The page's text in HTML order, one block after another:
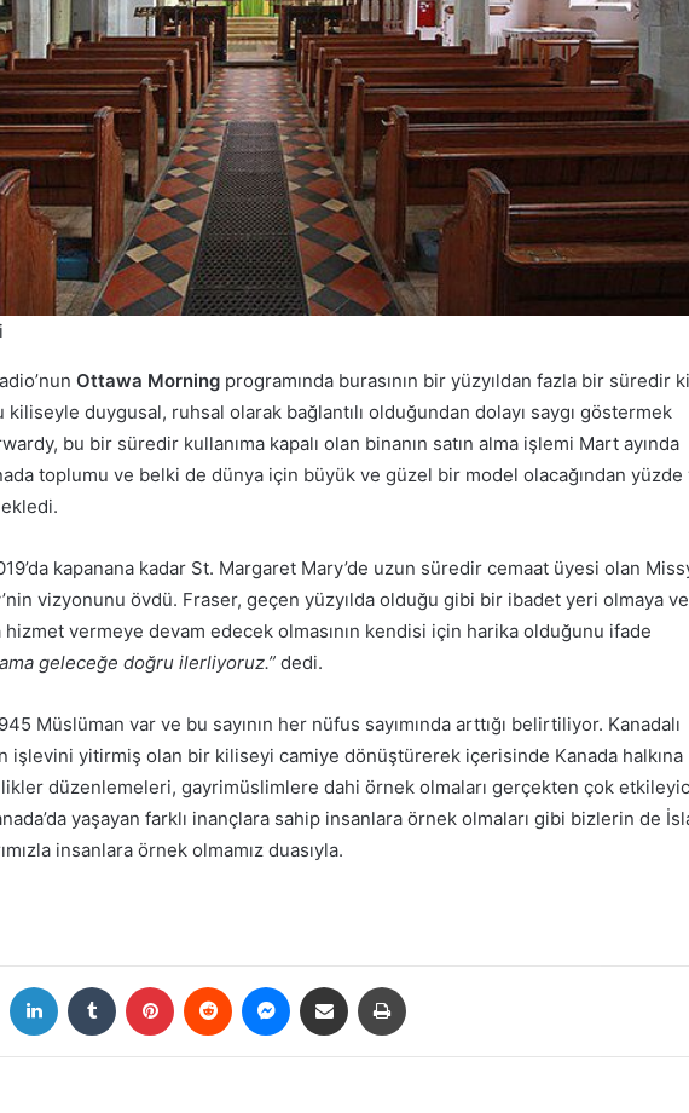
Ottawa Morning programında burasının bir yüzyıldan fazla bir süredir
duygusal, ruhsal olarak bağlantılı olduğundan dolayı saygı göstermek
bu bir süredir kullanıma kapalı olan binanın satın alma işlemi Mart ayında
toplumu ve belki de dünya için büyük ve güzel bir model olacağından yüzde
kapanana kadar St. Margaret Mary’de uzun süredir cemaat üyesi olan
vizyonunu övdü. Fraser, geçen yüzyılda olduğu gibi bir ibadet yeri olmaya ve
hizmet vermeye devam edecek olmasının kendisi için harika olduğunu ifade
geleceğe doğru ilerliyoruz.” dedi.
Müslüman var ve bu sayının her nüfus sayımında arttığı belirtiliyor. Kanadalı
işlevini yitirmiş olan bir kiliseyi camiye dönüştürerek içerisinde Kanada halkına
düzenlemeleri, gayrimüslimlere dahi örnek olmaları gerçekten çok
yaşayan farklı inançlara sahip insanlara örnek olmaları gibi bizlerin de
insanlara örnek olmamız duasıyla.
LinkedIn Tumblr Pinterest Reddit MessengerE-Posta ile paylaş